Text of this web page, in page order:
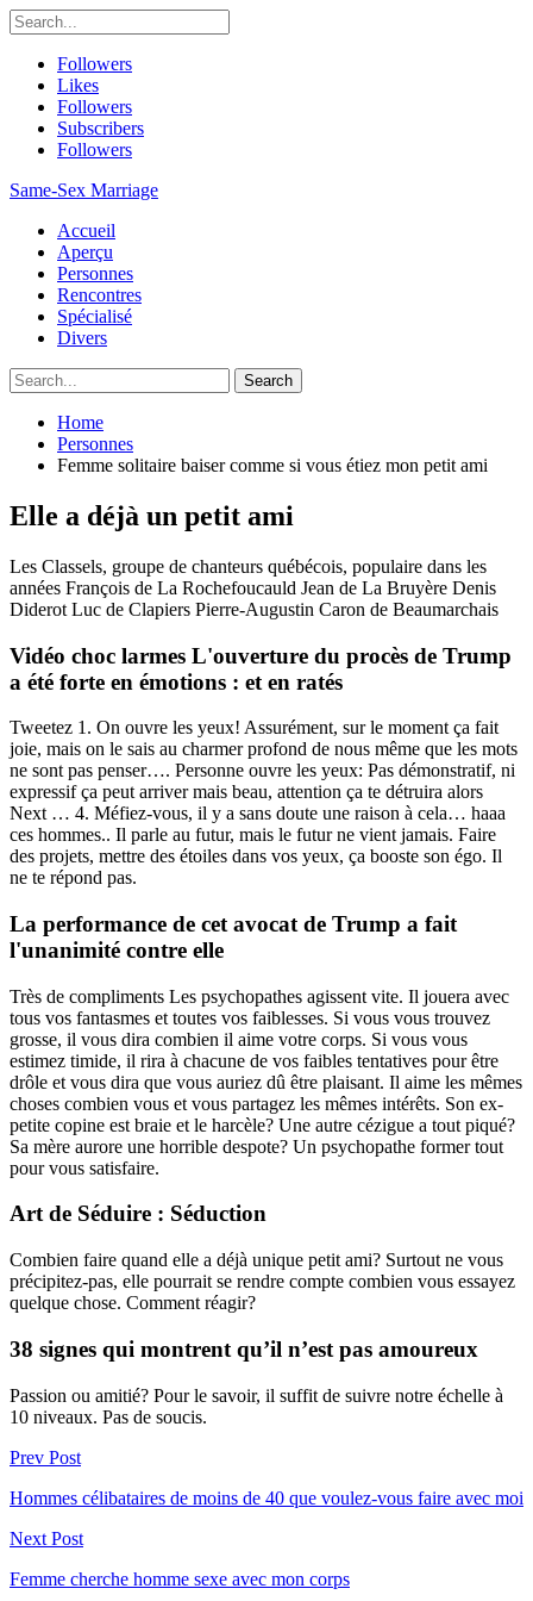
Followers
Likes
Followers
Subscribers
Followers
Same-Sex Marriage
Accueil
Aperçu
Personnes
Rencontres
Spécialisé
Divers
Home
Personnes
Femme solitaire baiser comme si vous étiez mon petit ami
Elle a déjà un petit ami
Les Classels, groupe de chanteurs québécois, populaire dans les
années François de La Rochefoucauld Jean de La Bruyère Denis
Diderot Luc de Clapiers Pierre-Augustin Caron de Beaumarchais
Vidéo choc larmes L'ouverture du procès de Trump
a été forte en émotions : et en ratés
Tweetez 1. On ouvre les yeux! Assurément, sur le moment ça fait
joie, mais on le sais au charmer profond de nous même que les mots
ne sont pas penser…. Personne ouvre les yeux: Pas démonstratif, ni
expressif ça peut arriver mais beau, attention ça te détruira alors
Next … 4. Méfiez-vous, il y a sans doute une raison à cela… haaa
ces hommes.. Il parle au futur, mais le futur ne vient jamais. Faire
des projets, mettre des étoiles dans vos yeux, ça booste son égo. Il
ne te répond pas.
La performance de cet avocat de Trump a fait
l'unanimité contre elle
Très de compliments Les psychopathes agissent vite. Il jouera avec
tous vos fantasmes et toutes vos faiblesses. Si vous vous trouvez
grosse, il vous dira combien il aime votre corps. Si vous vous
estimez timide, il rira à chacune de vos faibles tentatives pour être
drôle et vous dira que vous auriez dû être plaisant. Il aime les mêmes
choses combien vous et vous partagez les mêmes intérêts. Son ex-
petite copine est braie et le harcèle? Une autre cézigue a tout piqué?
Sa mère aurore une horrible despote? Un psychopathe former tout
pour vous satisfaire.
Art de Séduire : Séduction
Combien faire quand elle a déjà unique petit ami? Surtout ne vous
précipitez-pas, elle pourrait se rendre compte combien vous essayez
quelque chose. Comment réagir?
38 signes qui montrent qu’il n’est pas amoureux
Passion ou amitié? Pour le savoir, il suffit de suivre notre échelle à
10 niveaux. Pas de soucis.
Prev Post
Hommes célibataires de moins de 40 que voulez-vous faire avec moi
Next Post
Femme cherche homme sexe avec mon corps